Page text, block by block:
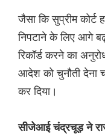
जैसा कि सुप्रीम कोर्ट
निपटाने के लिए आगे
रिकॉर्ड करने का
आदेश को चुनौती देना
कर दिया।
सीजेआई चंद्रचूड़ ने